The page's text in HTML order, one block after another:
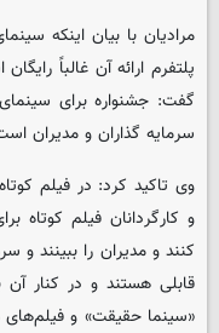
مرادیان با بیان اینکه
پلتفرم ارائه آن غالباً
گفت: جشنواره برای
سرمایه گذاران و مدیران
وی تاکید کرد: در فیلم
و کارگردانان فیلم کوتاه
کنند و مدیران را ببینند و
قابلی هستند و در کنار آن
«سینما حقیقت» و فیلم‌های